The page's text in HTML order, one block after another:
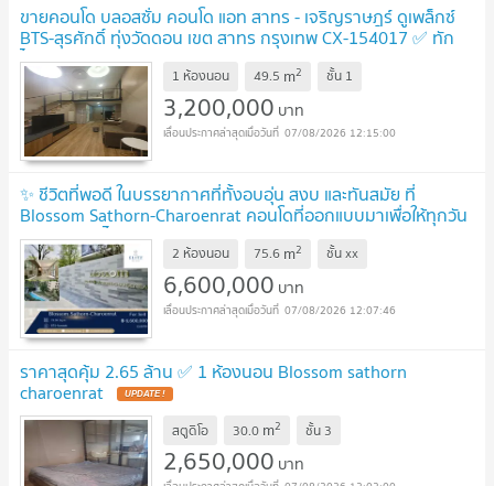
ขายคอนโด บลอสซั่ม คอนโด แอท สาทร - เจริญราษฎร์ ดูเพล็กซ์
BTS-สุรศักดิ์ ทุ่งวัดดอน เขต สาทร กรุงเทพ CX-154017 ✅ ทัก
ไลน์ @connexproperty ตอบทันที ทีมงานมืออาชีพ ✅
1 ห้องนอน 49.5 m2 ชั้น 1
3,200,000 บาท
07/08/2026 12:15:00
✨ ชีวิตที่พอดี ในบรรยากาศที่ทั้งอบอุ่น สงบ และทันสมัย ที่
Blossom Sathorn-Charoenrat คอนโดที่ออกแบบมาเพื่อให้ทุกวัน
ของคุณเต็มไปด้วยความสบาย
2 ห้องนอน 75.6 m2 ชั้นxx
6,600,000 บาท
07/08/2026 12:07:46
ราคาสุดคุ้ม 2.65 ล้าน ✅ 1 ห้องนอน Blossom sathorn
charoenrat UPDATE !
สตูดิโอ 30.0 m2 ชั้น 3
2,650,000 บาท